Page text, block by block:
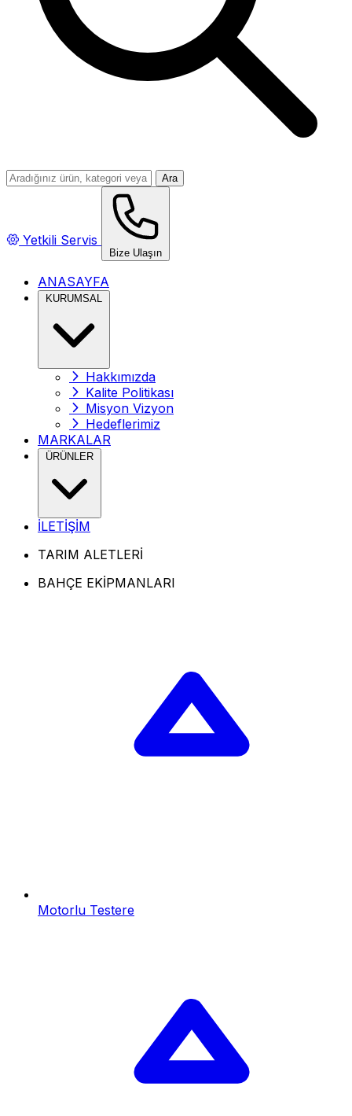
Ara
Yetkili Servis
Bize Ulaşın
ANASAYFA
KURUMSAL
Hakkımızda
Kalite Politikası
Misyon Vizyon
Hedeflerimiz
MARKALAR
ÜRÜNLER
İLETİŞİM
TARIM ALETLERİ
BAHÇE EKİPMANLARI
Motorlu Testere